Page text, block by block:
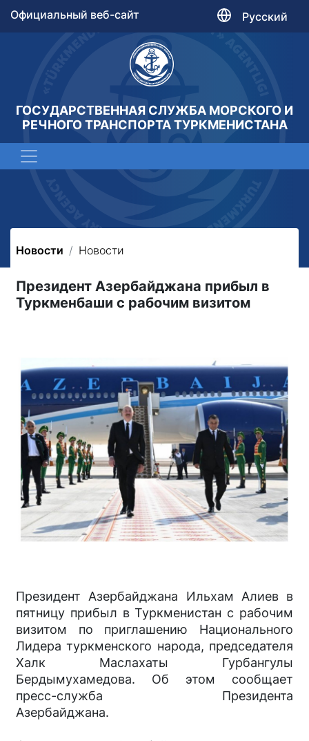
Официальный веб-сайт Русский
ГОСУДАРСТВЕННАЯ СЛУЖБА МОРСКОГО И
РЕЧНОГО ТРАНСПОРТА ТУРКМЕНИСТАНА
Новости Новости
Президент Азербайджана прибыл в
Туркменбаши с рабочим визитом
Президент Азербайджана Ильхам Алиев в
пятницу прибыл в Туркменистан с рабочим
визитом по приглашению Национального
Лидера туркменского народа, председателя
Халк Маслахаты Гурбангулы
Бердымухамедова. Об этом сообщает
пресс-служба Президента
Азербайджана.